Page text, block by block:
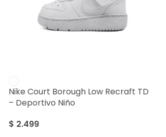
Nike Court Borough Low Recraft TD
– Deportivo Niño
$ 2.499